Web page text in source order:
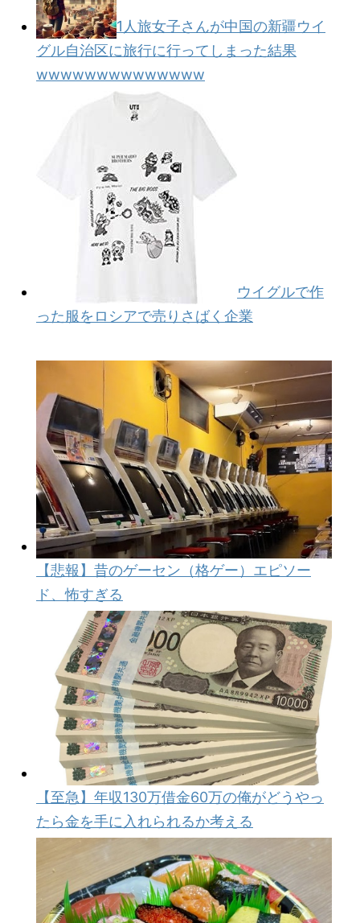
1人旅女子さんが中国の新疆ウイ
グル自治区に旅行に行ってしまった結果
wwwwwwwwwwwwww
ウイグルで作
った服をロシアで売りさばく企業
【悲報】昔のゲーセン（格ゲー）エピソー
ド、怖すぎる
【至急】年収130万借金60万の俺がどうやっ
たら金を手に入れられるか考える